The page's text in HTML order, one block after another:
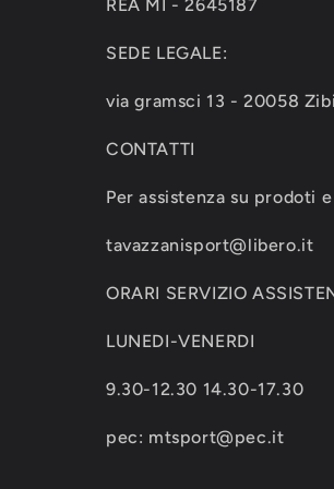
REA MI - 2645187
SEDE LEGALE:
via gramsci 13 - 20058
CONTATTI
Per assistenza su prodoti
tavazzanisport@libero.it
ORARI SERVIZIO
LUNEDI-VENERDI
9.30-12.30 14.30-17.30
pec: mtsport@pec.it